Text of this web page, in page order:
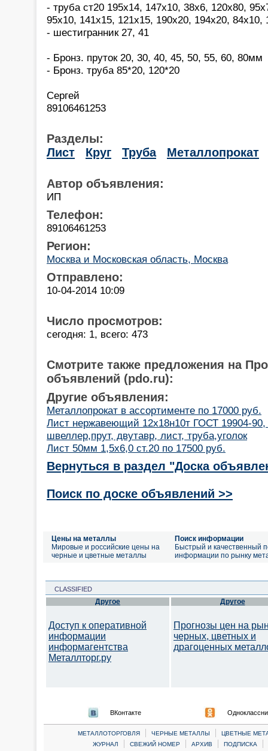
- труба ст20 195х14, 147х10, 38х6, 120х80,
95х10, 141х15, 121х15, 190х20, 194х20, 84х10,
- шестигранник 27, 41
- Бронз. пруток 20, 30, 40, 45, 50, 55, 60, 80мм
- Бронз. труба 85*20, 120*20
Сергей
89106461253
Разделы:
Лист
Круг Труба Металлопрокат
Автор объявления:
ИП
Телефон:
89106461253
Регион:
Москва и Московская область, Москва
Отправлено:
10-04-2014 10:09
Число просмотров:
сегодня: 1, всего: 473
Смотрите также предложения на
объявлений (pdo.ru):
Другие объявления:
Металлопрокат в ассортименте по 17000 руб.
Лист нержавеющий 12х18н10т ГОСТ 19904-
швеллер,прут, двутавр, лист, труба,уголок
Лист 50мм 1,5x6,0 ст.20 по 17500 руб.
Вернуться в раздел "Доска
Поиск по доске объявлений >>
Цены на металлы
Мировые и российские цены на
черные и цветные металлы
Поиск информации
Быстрый и качественный
информации по рынку
CLASSIFIED
Другое
Доступ к оперативной
информации
информагентства
Металлторг.ру
Другое
Прогнозы цен на
черных, цветных и
драгоценных
ВКонтакте
МЕТАЛЛОТОРГОВЛЯ | ЧЕРНЫЕ МЕТАЛЛЫ |
ЦВЕТНЫЕ
ЖУРНАЛ
| СВЕЖИЙ НОМЕР | АРХИВ | ПОДПИСКА |